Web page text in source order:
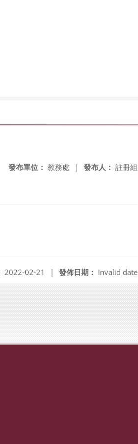
發布人： 註冊組
發布單位： 教務處 |
發佈日期： Invalid date
2022-02-21 |